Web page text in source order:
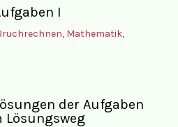
I
, Mathematik,
der Aufgaben